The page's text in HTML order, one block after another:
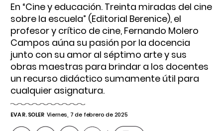
En “Cine y educación. Treinta miradas del cine
sobre la escuela” (Editorial Berenice), el
profesor y crítico de cine, Fernando Molero
Campos aúna su pasión por la docencia
junto con su amor al séptimo arte y sus
obras maestras para brindar a los docentes
un recurso didáctico sumamente útil para
cualquier asignatura.
EVA R. SOLER Viernes, 7 de febrero de 2025